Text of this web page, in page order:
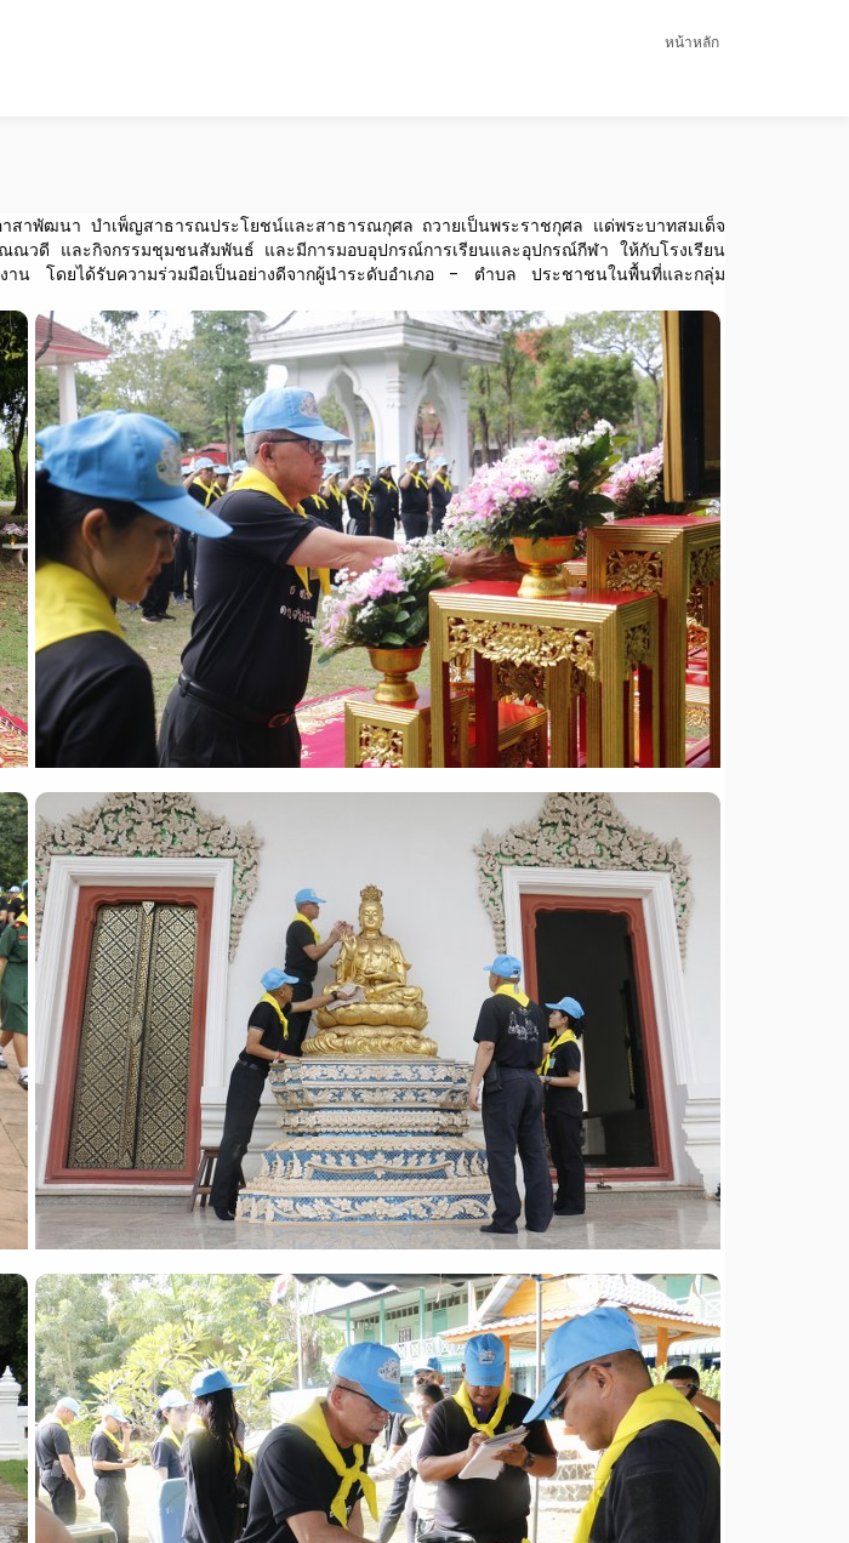
หน้าหลัก
พัฒนา บำเพ็ญสาธารณประโยชน์และสาธารณกุศล ถวายเป็นพระราชกุศล แด่พระบาทสมเด็จ
ณวดี และกิจกรรมชุมชนสัมพันธ์ และมีการมอบอุปกรณ์การเรียนและอุปกรณ์กีฬา ให้กับโรงเรียน
าน โดยได้รับความร่วมมือเป็นอย่างดีจากผู้นำระดับอำเภอ - ตำบล ประชาชนในพื้นที่และกลุ่ม